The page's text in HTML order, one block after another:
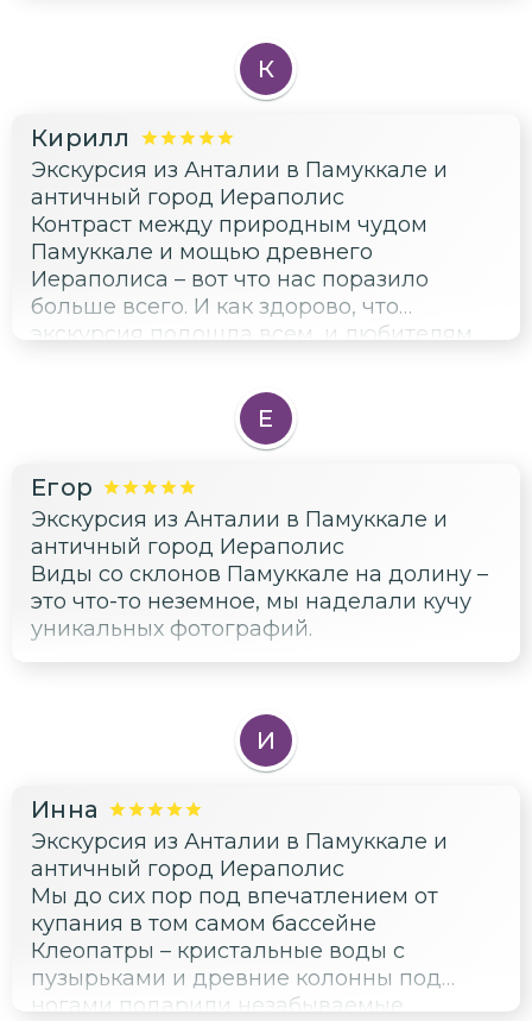
информации вообще и чувствовали себя
изгоями! Кроме того, еда в "ресторане"
была ужасная, безо всякого обещанного
в программе локаций: не было руин
античного города Селевкия, не было
обзорной площадки на плотине
Оймапынар. Длительность экскурсии
сильно сокращена. Не рекомендую эту
экскурсию: сплошное разочарование и
обман.
К
Кирилл
Экскурсия из Анталии в Памуккале и
античный город Иераполис
Контраст между природным чудом
Памуккале и мощью древнего
Иераполиса – вот что нас поразило
больше всего. И как здорово, что
экскурсия подошла всем, и любителям
Е
Егор
Экскурсия из Анталии в Памуккале и
античный город Иераполис
Виды со склонов Памуккале на долину –
это что-то неземное, мы наделали кучу
уникальных фотографий.
И
Инна
Экскурсия из Анталии в Памуккале и
античный город Иераполис
Мы до сих пор под впечатлением от
купания в том самом бассейне
Клеопатры – кристальные воды с
пузырьками и древние колонны под
ногами подарили незабываемые